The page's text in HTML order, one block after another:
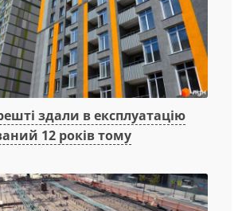
здали в експлуатацію
12 років тому